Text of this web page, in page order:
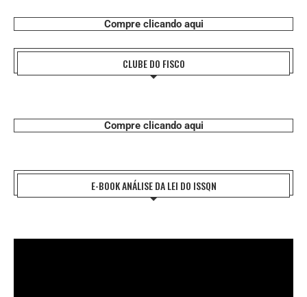
Compre clicando aqui
CLUBE DO FISCO
Compre clicando aqui
E-BOOK ANÁLISE DA LEI DO ISSQN